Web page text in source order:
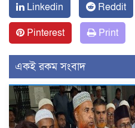
Linkedin
Reddit
Pinterest
Print
একই রকম সংবাদ